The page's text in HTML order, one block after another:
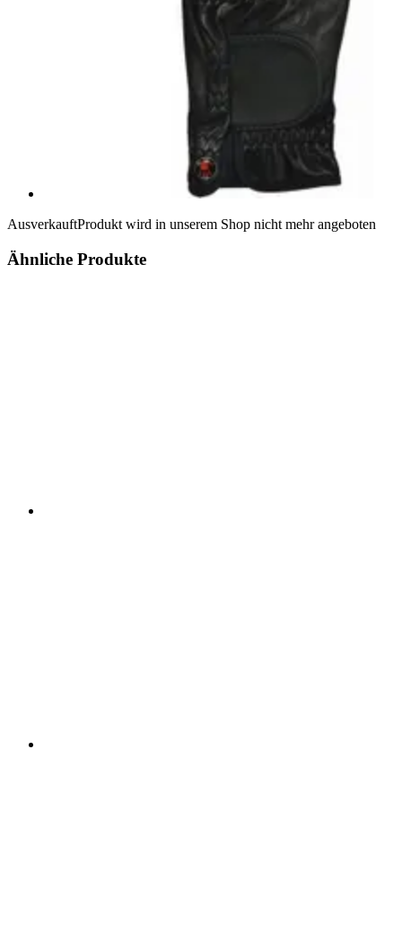
AusverkauftProdukt wird in unserem Shop nicht mehr angeboten
Ähnliche Produkte